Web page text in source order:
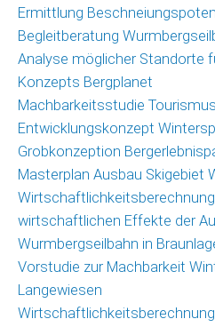
Ermittlung
Begleitberatung
Analyse möglicher Standorte
Konzepts Bergplanet
Machbarkeitsstudie
Entwicklungskonzept
Grobkonzeption
Masterplan Ausbau Skigebiet
wirtschaftlichen Effekte der
Wurmbergseilbahn in
Vorstudie zur Machbarkeit
Langewiesen